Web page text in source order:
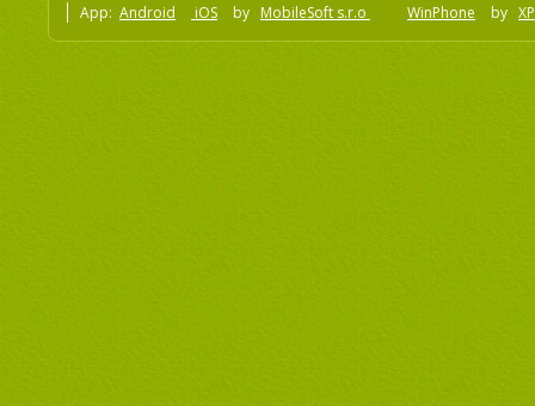
App: Android iOS by MobileSoft s.r.o WinPhone by